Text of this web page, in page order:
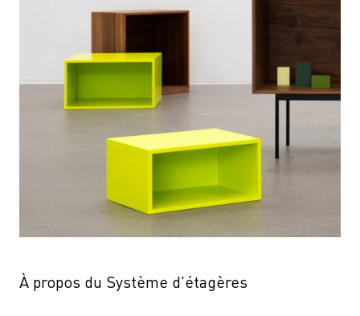
À propos du Système d'étagères